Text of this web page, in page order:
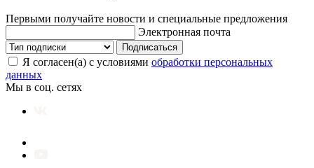
Первыми получайте новости и специальные предложения
Электронная почта
Подписаться
Я согласен(а) с условиями обработки персональных
данных
Мы в соц. сетях